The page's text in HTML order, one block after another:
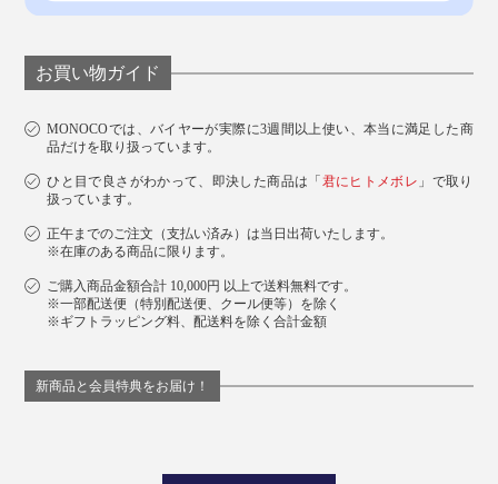
お買い物ガイド
MONOCOでは、バイヤーが実際に3週間以上使い、本当に満足した商
品だけを取り扱っています。
ひと目で良さがわかって、即決した商品は「君にヒトメボレ 」で取り
扱っています。
正午までのご注文（支払い済み）は当日出荷いたします。
※在庫のある商品に限ります。
ご購入商品金額合計 10,000円 以上で送料無料です。
※一部配送便（特別配送便、クール便等）を除く
※ギフトラッピング料、配送料を除く合計金額
新商品と会員特典をお届け！